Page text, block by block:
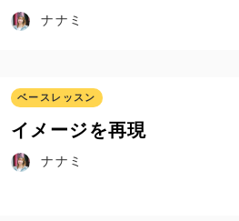
ナナミ
ベースレッスン
イメージを再現
ナナミ